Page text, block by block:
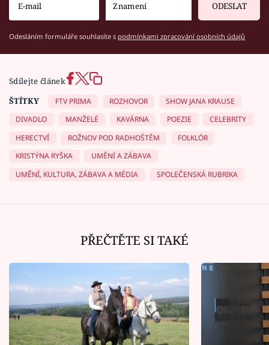
ODESLAT
Odesláním formuláře souhlasíte s podmínkami zpracování osobních údajů
Sdílejte článek
ŠTÍTKY
FTV PRIMA ROZHOVOR
SHOW JANA KRAUSE
DIVADLO
MANŽELÉ KAVÁRNA POEZIE
CELEBRITY
HERECTVÍ
ROŽNOV POD RADHOŠTĚM
FOLKLÓR
KRISTÝNA RYŠKA
UMĚNÍ A ZÁBAVA
UMĚNÍ, KULTURA, ZÁBAVA A MÉDIA
SPOLEČENSKÁ RUBRIKA
PŘEČTĚTE SI TAKÉ